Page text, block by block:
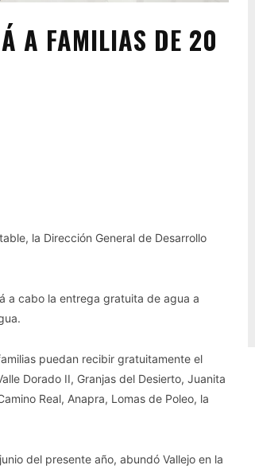
A FAMILIAS DE 20
la Dirección General de Desarrollo
a cabo la entrega gratuita de agua a
puedan recibir gratuitamente el
Dorado II, Granjas del Desierto, Juanita
Real, Anapra, Lomas de Poleo, la
del presente año, abundó Vallejo en la